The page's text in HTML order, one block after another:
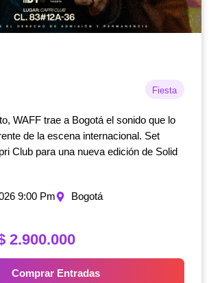
Fiesta
WAFF trae a Bogotá el sonido que lo
de la escena internacional. Set
Club para una nueva edición de Solid
9:00 Pm Bogotá
2.900.000R
n
Comprar Entradas